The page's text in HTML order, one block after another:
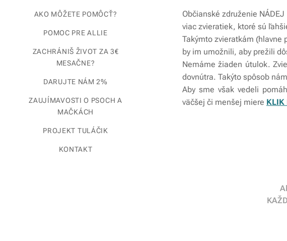
AKO MÔŽETE POMÔCŤ?
POMOC PRE ALLIE
ZACHRÁNIŠ ŽIVOT ZA 3€
MESAČNE?
DARUJTE NÁM 2%
ZAUJÍMAVOSTI O PSOCH A
MAČKÁCH
PROJEKT TULÁČIK
KONTAKT
Občianské združenie
viac zvieratiek, ktoré sú
Takýmto zvieratkám
by im umožnili, aby prežili
Nemáme žiaden útulok.
dovnútra. Takýto spôsob
Aby sme však vedeli
väčšej či menšej miere KLIK